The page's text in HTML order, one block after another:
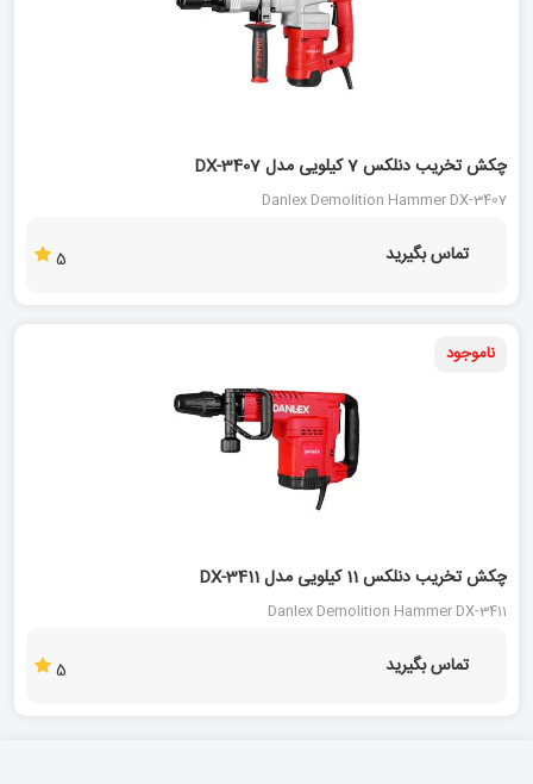
15 %
چکش تخریب دنلکس 7 کیلویی مدل DX-3407
Danlex Demolition Hammer DX-3407
تماس بگیرید 5
ناموجود
10 %
چکش تخریب دنلکس 11 کیلویی مدل DX-3411
Danlex Demolition Hammer DX-3411
تماس بگیرید 5